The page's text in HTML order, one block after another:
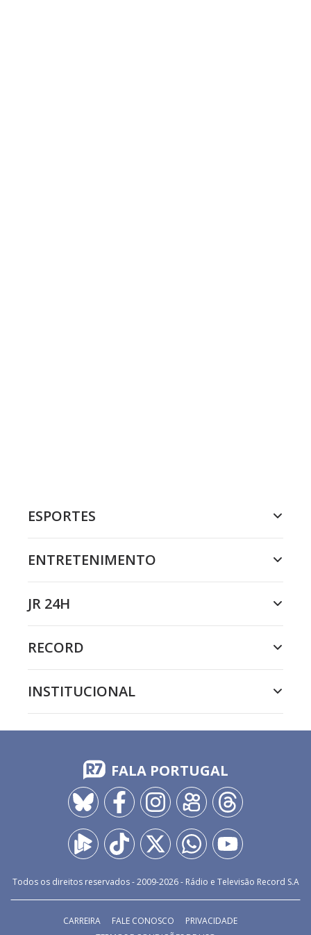
ESPORTES
ENTRETENIMENTO
JR 24H
RECORD
INSTITUCIONAL
FALA PORTUGAL
Todos os direitos reservados - 2009-2026- Rádio e Televisão Record S.A
CARREIRA FALE CONOSCO
PRIVACIDADE